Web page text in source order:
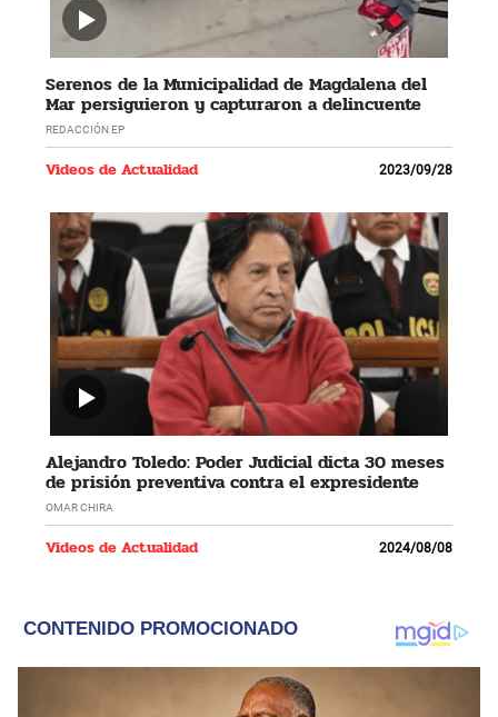
Serenos de la Municipalidad de Magdalena del
Mar persiguieron y capturaron a delincuente
REDACCIÓN EP
Videos de Actualidad 2023/09/28
Alejandro Toledo: Poder Judicial dicta 30 meses
de prisión preventiva contra el expresidente
OMAR CHIRA
Videos de Actualidad 2024/08/08